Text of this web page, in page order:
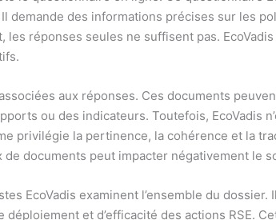
demande des informations précises sur les
réponses seules ne suffisent pas.
aux réponses. Ces documents
ou des indicateurs. Toutefois, EcoVadis
privilégie la pertinence, la cohérence et la
documents peut impacter négativement le
EcoVadis examinent l’ensemble du
et d’efficacité des actions RSE.